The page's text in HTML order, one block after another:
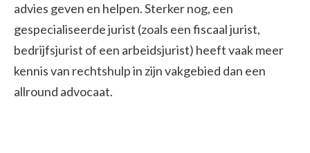
advies geven en helpen. Sterker nog, een
gespecialiseerde jurist (zoals een fiscaal jurist,
bedrijfsjurist of een arbeidsjurist) heeft vaak meer
kennis van rechtshulp in zijn vakgebied dan een
allround advocaat.